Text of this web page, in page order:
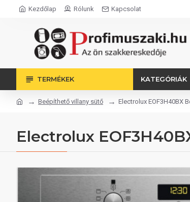
Kezdőlap Rólunk Kapcsolat
TERMÉKEK KATEGÓRIÁK
Beépíthető villany sütő Electrolux EOF3H40BX
Electrolux